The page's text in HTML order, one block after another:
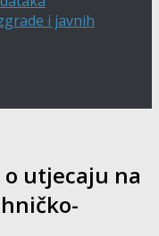
i javnih
o utjecaju na